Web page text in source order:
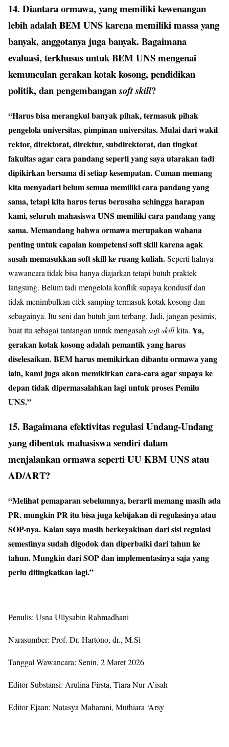
14. Diantara ormawa, yang memiliki kewenangan
lebih adalah BEM UNS karena memiliki massa yang
banyak, anggotanya juga banyak. Bagaimana
evaluasi, terkhusus untuk BEM UNS mengenai
kemunculan gerakan kotak kosong, pendidikan
politik, dan pengembangansoft skill?
“Harus bisa merangkul banyak pihak, termasuk pihak
pengelola universitas, pimpinan universitas. Mulai dari wakil
rektor, direktorat, direktur, subdirektorat, dan tingkat
fakultas agar cara pandang seperti yang saya utarakan tadi
dipikirkan bersama di setiap kesempatan. Cuman memang
kita menyadari belum semua memiliki cara pandang yang
sama, tetapi kita harus terus berusaha sehingga harapan
kami, seluruh mahasiswa UNS memiliki cara pandang yang
sama. Memandang bahwa ormawa merupakan wahana
penting untuk capaian kompetensi soft skill karena agak
susah memasukkan soft skill ke ruang kuliah.Seperti halnya
wawancara tidak bisa hanya diajarkan tetapi butuh praktek
langsung. Belum tadi mengelola konflik supaya kondusif dan
tidak menimbulkan efek samping termasuk kotak kosong dan
sebagainya. Itu seni dan butuh jam terbang. Jadi, jangan pesimis,
buat itu sebagai tantangan untuk mengasah soft skillkita. Ya,
gerakan kotak kosong adalah pemantik yang harus
diselesaikan. BEM harus memikirkan dibantu ormawa yang
lain, kami juga akan memikirkan cara-cara agar supaya ke
depan tidak dipermasalahkan lagi untuk proses Pemilu
UNS.”
15. Bagaimana efektivitas regulasi Undang-Undang
yang dibentuk mahasiswa sendiri dalam
menjalankan ormawa seperti UU KBM UNS atau
AD/ART?
“Melihat pemaparan sebelumnya, berarti memang masih ada
PR. mungkin PR itu bisa juga kebijakan di regulasinya atau
SOP-nya. Kalau saya masih berkeyakinan dari sisi regulasi
semestinya sudah digodok dan diperbaiki dari tahun ke
tahun. Mungkin dari SOP dan implementasinya saja yang
perlu ditingkatkan lagi.”
Penulis: Usna Ullysabin Rahmadhani
Narasumber: Prof. Dr. Hartono, dr., M.Si
Tanggal Wawancara: Senin, 2 Maret 2026
Editor Substansi: Arulina Firsta, Tiara Nur A’isah
Editor Ejaan: Natasya Maharani, Muthiara ‘Arsy